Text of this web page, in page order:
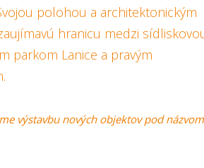
polohou a architektonickým
hranicu medzi
parkom Lanice a pravým
výstavbu nových objektov pod názvom